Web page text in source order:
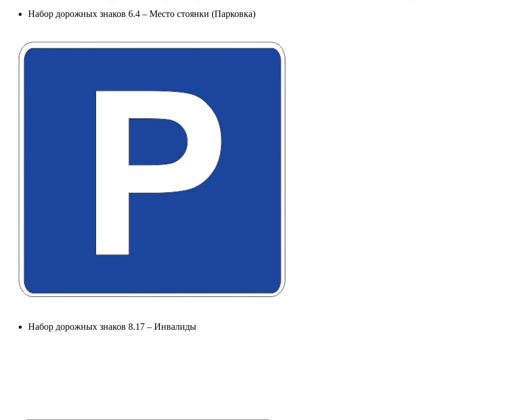
Набор дорожных знаков 6.4 – Место стоянки (Парковка)
Набор дорожных знаков 8.17 – Инвалиды